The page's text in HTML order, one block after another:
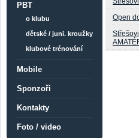
PBT
o klubu
dětské / juni. kroužky
klubové trénování
Mobile
Sponzoři
Kontakty
Foto / video
Open